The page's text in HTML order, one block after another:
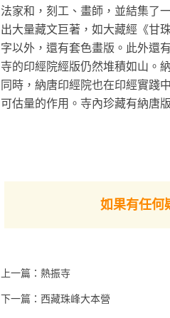
法家和，刻工、畫師，並結集了
出大量藏文巨著，如大藏經《甘
字以外，還有套色畫版。此外還
寺的印經院經版仍然堆積如山。
同時，納唐印經院也在印經實踐
可估量的作用。寺內珍藏有納唐
如果有任何
上一篇： 熱振寺
下一篇： 西藏珠峰大本營